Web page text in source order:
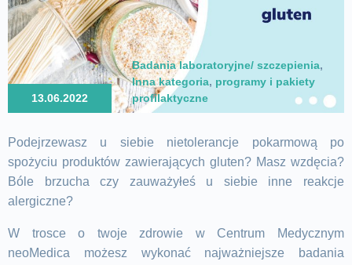
13.06.2022
Badania laboratoryjne/ szczepienia,
Inna kategoria, programy i pakiety
profilaktyczne
Podejrzewasz u siebie nietolerancje pokarmową po
spożyciu produktów zawierających gluten? Masz wzdęcia?
Bóle brzucha czy zauważyłeś u siebie inne reakcje
alergiczne?
W trosce o twoje zdrowie w Centrum Medycznym
neoMedica możesz wykonać najważniejsze badania